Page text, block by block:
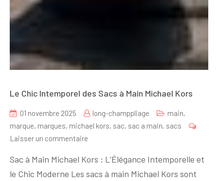
Le Chic Intemporel des Sacs à Main Michael Kors
01 novembre 2025 long-champpliage main,
marque, marques, michael kors, sac, sac a main, sacs
Laisser un commentaire
Chic
Intemporel
Sac à Main Michael Kors : L’Élégance Intemporelle et
le Chic Moderne Les sacs à main Michael Kors sont